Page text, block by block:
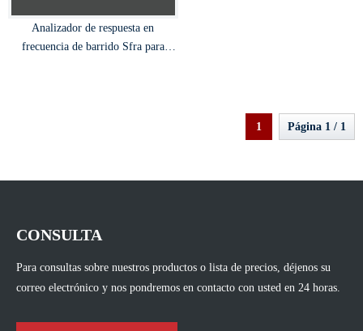
Analizador de respuesta en
frecuencia de barrido Sfra para
1 Página 1 / 1
CONSULTA
Para consultas sobre nuestros productos o lista de precios, déjenos su
correo electrónico y nos pondremos en contacto con usted en 24 horas.